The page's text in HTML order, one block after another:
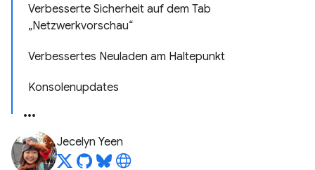
Verbesserte Sicherheit auf dem Tab
„Netzwerkvorschau“
Verbessertes Neuladen am Haltepunkt
Konsolenupdates
Jecelyn Yeen